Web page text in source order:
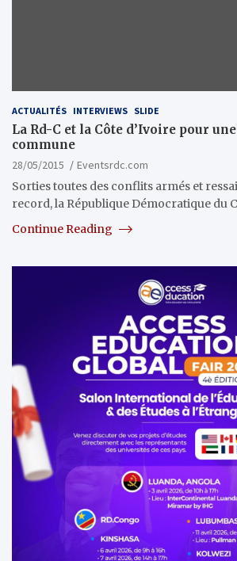
ACTUALITÉS INTERVIEWS SLIDE
La Rd-C et la Côte d’Ivoire pour
commune
28/05/2015
Eventsrdc.com
Sorties toutes des conflits armés et
record, la République Démocratique du
Continue Reading